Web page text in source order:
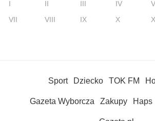
I II III IV V
VII
VIII IX X
Sport Dziecko TOK FM
Gazeta Wyborcza Zakupy Haps